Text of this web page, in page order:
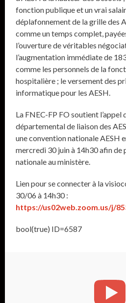
fonction publique et un vrai
déplafonnement de la grille des
comme un temps complet,
l’ouverture de véritables
l’augmentation immédiate de
comme les personnels de la
hospitalière ; le versement des
informatique pour les AESH.
La FNEC-FP FO soutient l’appel
départemental de liaison des
une convention nationale AESH
mercredi 30 juin à 14h30 afin de
nationale au ministère.
Lien pour se connecter à la
30/06 à 14h30 :
https://us02web.zoom.us/j/
bool(true) ID=6587